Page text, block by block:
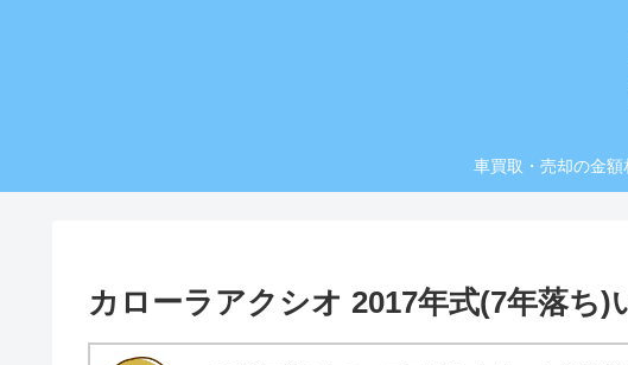
車買取・売却の金額
カローラアクシオ 2017年式(7年落ち